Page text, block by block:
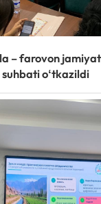
– farovon
oʻtkazildi